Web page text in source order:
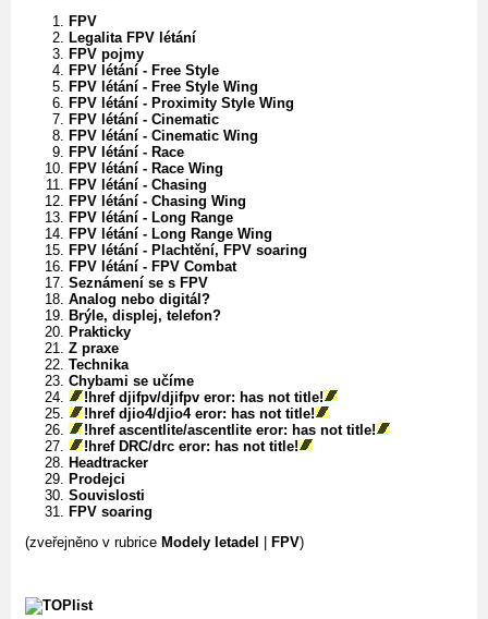
FPV
Legalita FPV létání
FPV pojmy
FPV létání - Free Style
FPV létání - Free Style Wing
FPV létání - Proximity Style Wing
FPV létání - Cinematic
FPV létání - Cinematic Wing
FPV létání - Race
FPV létání - Race Wing
FPV létání - Chasing
FPV létání - Chasing Wing
FPV létání - Long Range
FPV létání - Long Range Wing
FPV létání - Plachtění, FPV soaring
FPV létání - FPV Combat
Seznámení se s FPV
Analog nebo digitál?
Brýle, displej, telefon?
Prakticky
Z praxe
Technika
Chybami se učíme
!href djifpv/djifpv eror: has not title!
!href djio4/djio4 eror: has not title!
!href ascentlite/ascentlite eror: has not title!
!href DRC/drc eror: has not title!
Headtracker
Prodejci
Souvislosti
FPV soaring
(zveřejněno v rubrice Modely letadel | FPV)